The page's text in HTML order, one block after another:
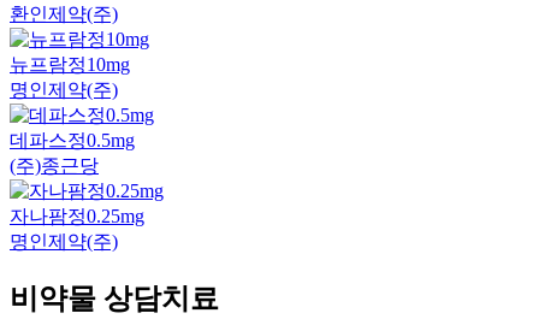
환인제약(주)
뉴프람정10mg
명인제약(주)
데파스정0.5mg
(주)종근당
자나팜정0.25mg
명인제약(주)
비약물 상담치료